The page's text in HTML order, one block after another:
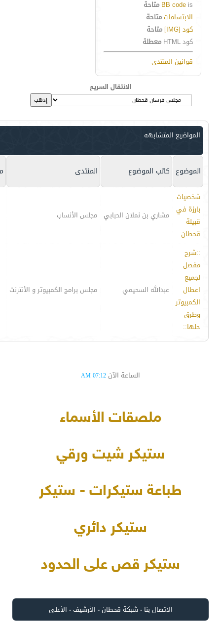
BB code is
متاحة
الابتساماتمتاحة
كود [IMG]
متاحة
كود HTML
معطلة
قوانين المنتدى
الانتقال السريع
المواضيع المتشابهه
الموضوع كاتب الموضوع المنتدى
شخصيات
بارزة في
قبيلة
قحطان
مشاري بن نملان الحبابي مجلس الأنساب
::شرح
مفصل
لجميع
اعطال
الكمبيوتر
وطرق
حلها::
عبدالله السحيمي مجلس برامج الكمبيوتر و الأنترنت
الساعة الآن 07:12 AM
ملصقات الأسماء
ستيكر شيت ورقي
طباعة ستيكرات - ستيكر
ستيكر دائري
ستيكر قص على الحدود
الاتصال بنا -شبكة قحطان- الأرشيف- الأعلى